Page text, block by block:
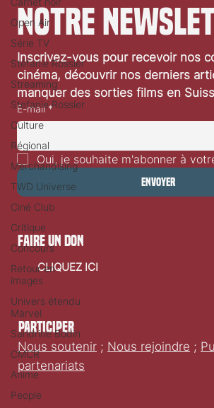
Open Air
Série TV
Stéfanie Rossier
Streaming
Stefanie Rossier
Culture
Régional
Merchandising
TWD Universe
Ciné Club
Critique
Concours
Retour en
images
Univers étendu
Marvel
Sandrine Bodin
CMCR
Anime
People
notre
Inscrivez-vous pour recevoir nos
cinéma, découvrir nos derniers
manquer des sorties films en
E-mail *
Oui, je souhaite m'abonner à
Envoyer
Participer
Nous soutenir ; Nous rejoindre ;
partenariats
faire un don
CLIQUEZ ICI